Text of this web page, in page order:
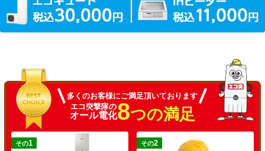
多くのお客様にご満足頂いております
エコ突撃隊の
オール電化8つの満足
その1 その2